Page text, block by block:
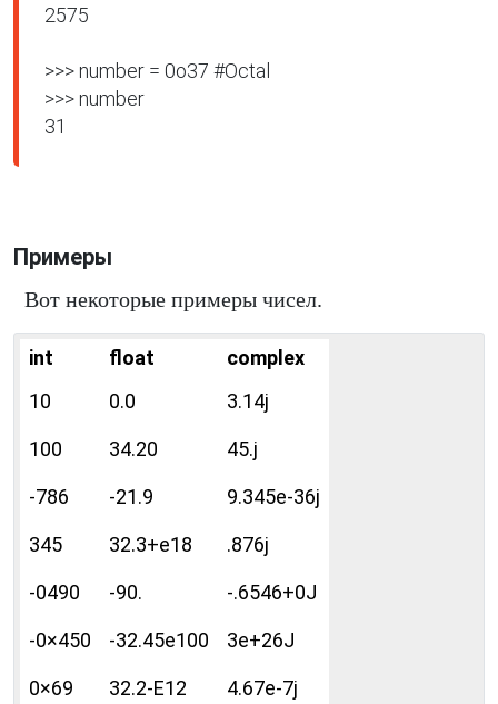
2575
>>> number = 0o37 #Octal
>>> number
31
Примеры
Вот некоторые примеры чисел.
int float
complex
10
0.0 3.14j
100 34.20 45.j
-786 -21.9 9.345e-36j
345 32.3+e18 .876j
-0490 -90. -.6546+0J
-0×450 -32.45e100 3e+26J
0×69 32.2-E12 4.67e-7j